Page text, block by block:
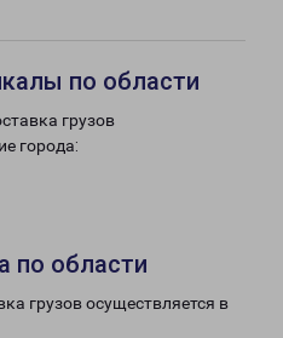
по области
грузов
города:
по области
грузов осуществляется в